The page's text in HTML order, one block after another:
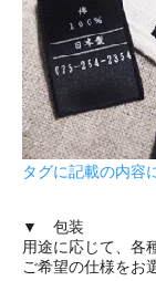
タグに記載の内容
▼ 包装
用途に応じて、各
ご希望の仕様をお